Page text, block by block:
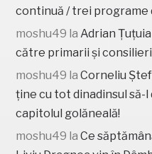
continuă / trei programe
moshu49 laAdrian
către primarii și
moshu49 laCorneliu
ține cu tot dinadinsul să-l
capitolul golăneală!
moshu49 laCe